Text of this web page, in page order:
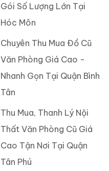
Gói Số Lượng Lớn Tại
Hóc Môn
Chuyên Thu Mua Đồ Cũ
Văn Phòng Giá Cao -
Nhanh Gọn Tại Quận Bình
Tân
Thu Mua, Thanh Lý Nội
Thất Văn Phòng Cũ Giá
Cao Tận Nơi Tại Quận
Tân Phú